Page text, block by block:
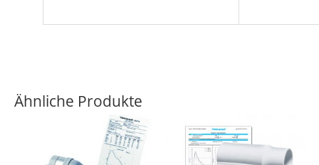
Ähnliche Produkte